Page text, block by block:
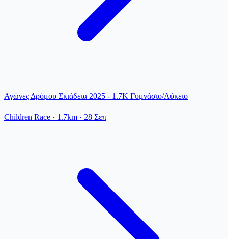
Αγώνες Δρόμου Σκιάδεια 2025 - 1.7K Γυμνάσιο/Λύκειο
Children Race · 1.7km · 28 Σεπ